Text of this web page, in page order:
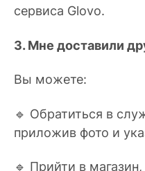
сервиса Glovo.
3. Мне доставили
Вы можете:
🔹 Обратиться в
приложив фото и
🔹 Прийти в